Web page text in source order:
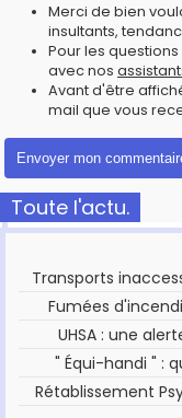
Merci de bien
insultants,
Pour les
avec nos
Avant d'être
mail que vous
Toute l'actu.
Transports
Fumées
UHSA : une
" Équi-handi " :
Rétablissement